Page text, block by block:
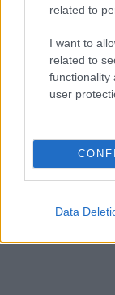
related to
I want to
related to
functionality
user
Data